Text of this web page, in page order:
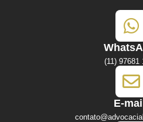
(11) 97681
E-